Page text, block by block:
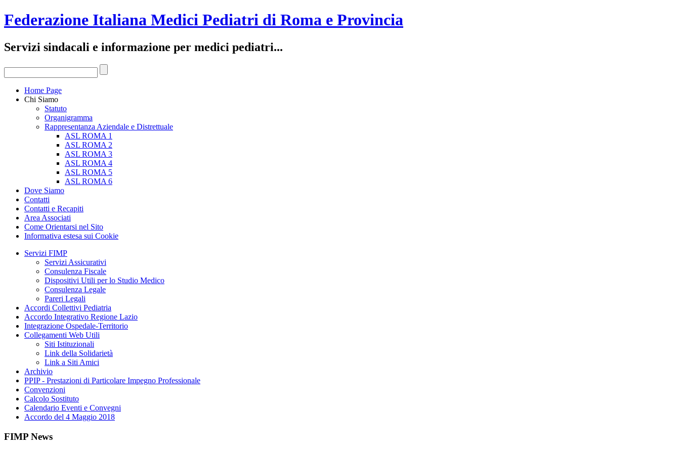
Federazione Italiana Medici Pediatri di Roma e Provincia
Servizi sindacali e informazione per medici pediatri...
Home Page
Chi Siamo
Statuto
Organigramma
Rappresentanza Aziendale e Distrettuale
ASL ROMA 1
ASL ROMA 2
ASL ROMA 3
ASL ROMA 4
ASL ROMA 5
ASL ROMA 6
Dove Siamo
Contatti
Contatti e Recapiti
Area Associati
Come Orientarsi nel Sito
Informativa estesa sui Cookie
Servizi FIMP
Servizi Assicurativi
Consulenza Fiscale
Dispositivi Utili per lo Studio Medico
Consulenza Legale
Pareri Legali
Accordi Collettivi Pediatria
Accordo Integrativo Regione Lazio
Integrazione Ospedale-Territorio
Collegamenti Web Utili
Siti Istituzionali
Link della Solidarietà
Link a Siti Amici
Archivio
PPIP - Prestazioni di Particolare Impegno Professionale
Convenzioni
Calcolo Sostituto
Calendario Eventi e Convegni
Accordo del 4 Maggio 2018
FIMP News